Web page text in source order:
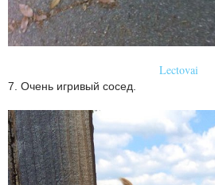
Lectovai
7. Очень игривый сосед.